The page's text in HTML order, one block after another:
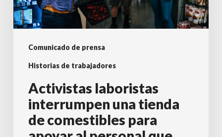
Comunicado de prensa
Historias de trabajadores
para
apoyar
personal
que
reclama
una
retribución
Activistas laboristas
interrumpen una tienda
de comestibles para